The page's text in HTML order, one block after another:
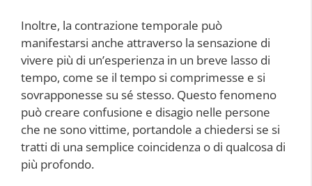
Inoltre, la contrazione temporale può
manifestarsi anche attraverso la sensazione di
vivere più di un’esperienza in un breve lasso di
tempo, come se il tempo si comprimesse e si
sovrapponesse su sé stesso. Questo fenomeno
può creare confusione e disagio nelle persone
che ne sono vittime, portandole a chiedersi se si
tratti di una semplice coincidenza o di qualcosa di
più profondo.